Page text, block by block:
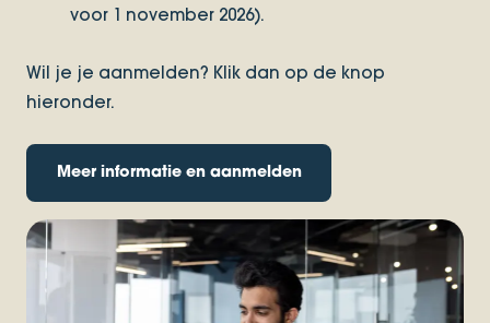
voor 1 november 2026).
Wil je je aanmelden? Klik dan op de knop
hieronder.
Meer informatie en aanmelden